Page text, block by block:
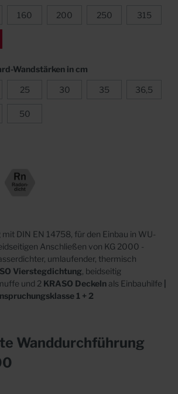
160 200 250 315
Wandstärken in cm
25 30 35 36,5
50
DIN EN 14758, für den Einbau in WU-
Anschließen von KG 2000 -
umlaufender, thermisch
Vierstegdichtung, beidseitig
und 2 KRASO Deckeln als Einbauhilfe
1 + 2
Wanddurchführung